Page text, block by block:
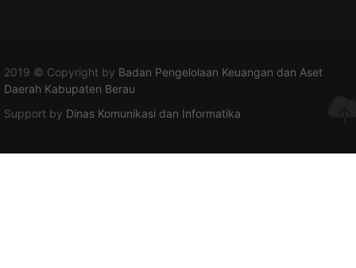
2019 © Copyright by Badan Pengelolaan Keuangan dan Aset
Daerah Kabupaten Berau
Support by Dinas Komunikasi dan Informatika